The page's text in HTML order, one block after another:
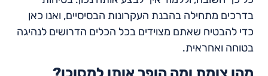
בדרכים מתחילה בהבנת העקרונות הבסיסיים, ואנו כאן
כדי להבטיח שאתם מצוידים בכל הכלים הדרושים לנהיגה
בטוחה ואחראית.